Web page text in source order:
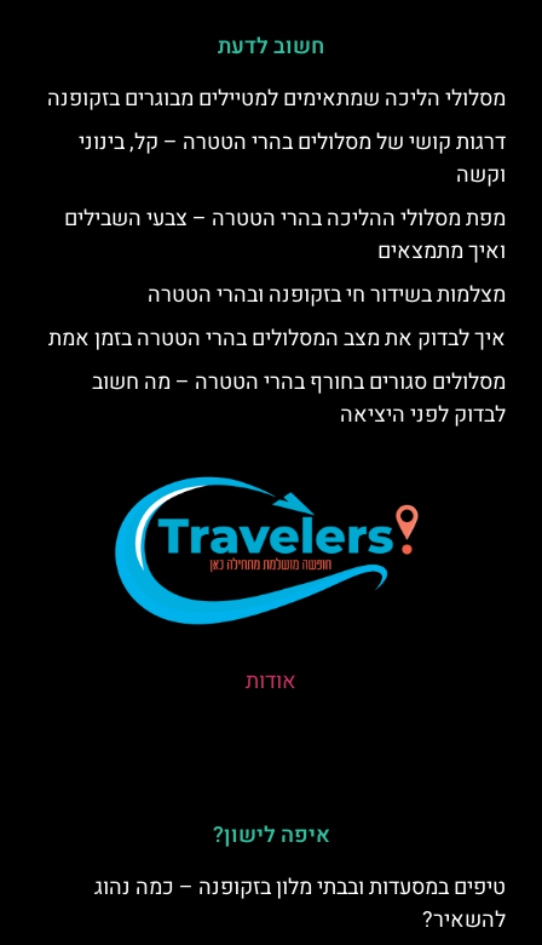
חשוב לדעת
מסלולי הליכה שמתאימים למטיילים מבוגרים בזקופנה
דרגות קושי של מסלולים בהרי הטטרה – קל, בינוני
וקשה
מפת מסלולי ההליכה בהרי הטטרה – צבעי השבילים
ואיך מתמצאים
מצלמות בשידור חי בזקופנה ובהרי הטטרה
איך לבדוק את מצב המסלולים בהרי הטטרה בזמן אמת
מסלולים סגורים בחורף בהרי הטטרה – מה חשוב
לבדוק לפני היציאה
אודות
איפה לישון?
טיפים במסעדות ובבתי מלון בזקופנה – כמה נהוג
להשאיר?